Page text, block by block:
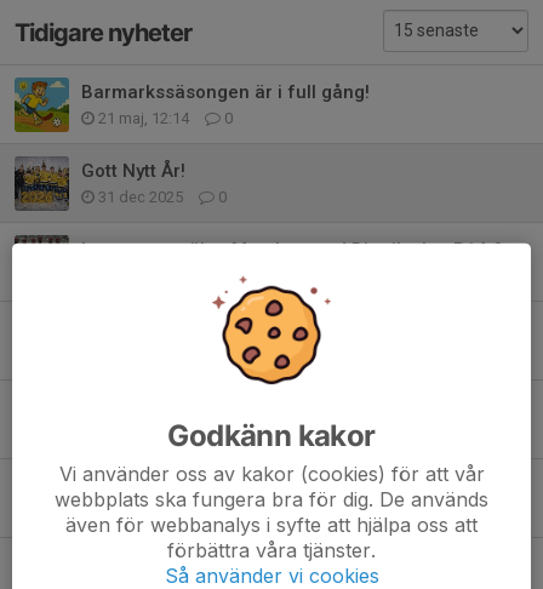
Tidigare nyheter
Barmarkssäsongen är i full gång!
21 maj, 12:14 0
Gott Nytt År!
31 dec 2025 0
Intresseanmälan Matcher med Distriktslag P14 & P15
Fotodags för P15 den 3 november!
9 sep 2025 0
Matchsekreterarutbildning
20 aug 2025 0
Glad sommar!
Godkänn kakor
Vi använder oss av kakor (cookies) för att vår
webbplats ska fungera bra för dig. De används
även för webbanalys i syfte att hjälpa oss att
förbättra våra tjänster.
Så använder vi cookies